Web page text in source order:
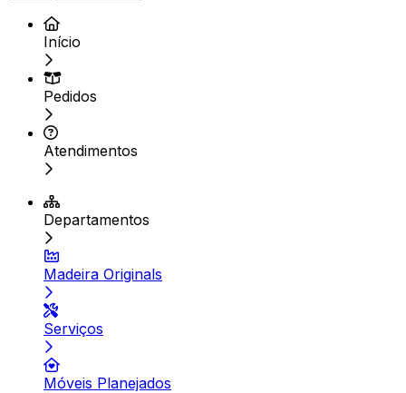
Início
Pedidos
Atendimentos
Departamentos
Madeira Originals
Serviços
Móveis Planejados